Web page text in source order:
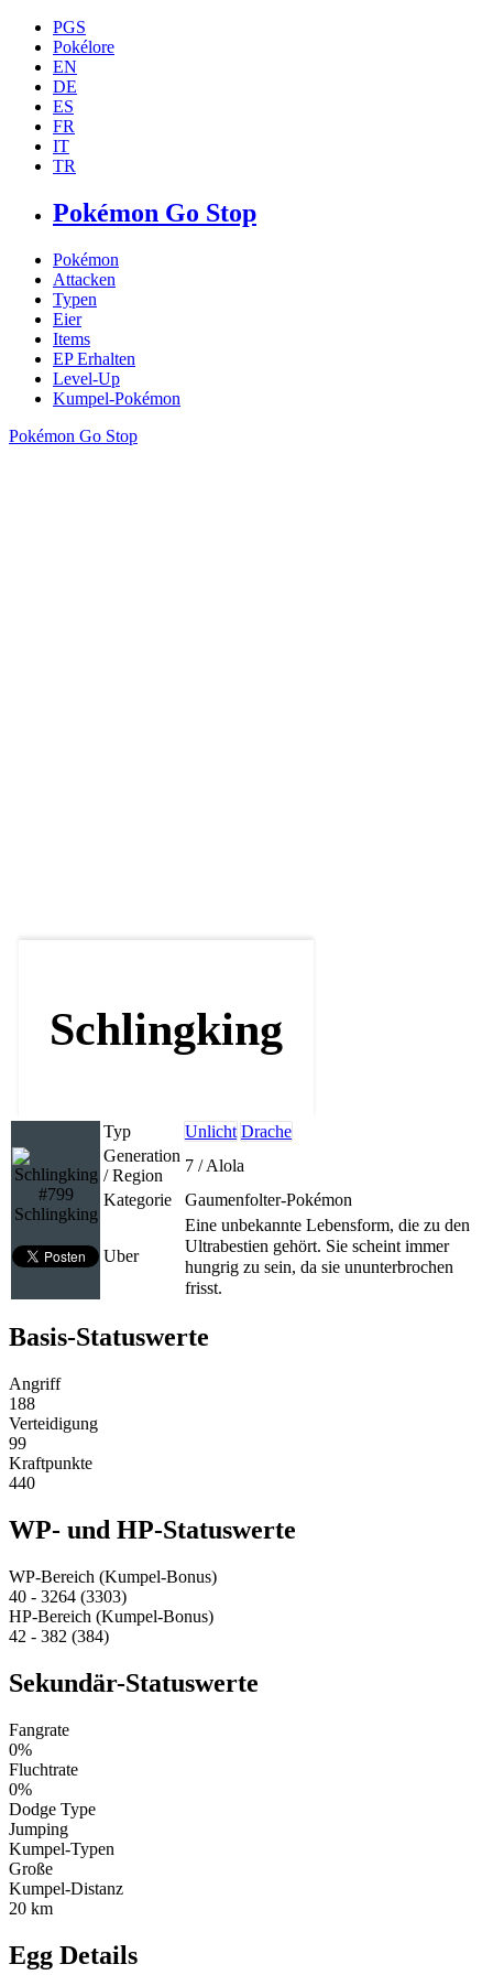
PGS
Pokélore
EN
DE
ES
FR
IT
TR
Pokémon Go Stop
Pokémon
Attacken
Typen
Eier
Items
EP Erhalten
Level-Up
Kumpel-Pokémon
Pokémon Go Stop
Schlingking
#799
Schlingking
Typ Unlicht Drache
Generation
/ Region
7 / Alola
Kategorie
Gaumenfolter-Pokémon
Uber
Eine unbekannte Lebensform, die zu den
Ultrabestien gehört. Sie scheint immer
hungrig zu sein, da sie ununterbrochen
frisst.
Basis-Statuswerte
Angriff
188
Verteidigung
99
Kraftpunkte
440
WP- und HP-Statuswerte
WP-Bereich (Kumpel-Bonus)
40 - 3264 (3303)
HP-Bereich (Kumpel-Bonus)
42 - 382 (384)
Sekundär-Statuswerte
Fangrate
0%
Fluchtrate
0%
Dodge Type
Jumping
Kumpel-Typen
Große
Kumpel-Distanz
20 km
Egg Details